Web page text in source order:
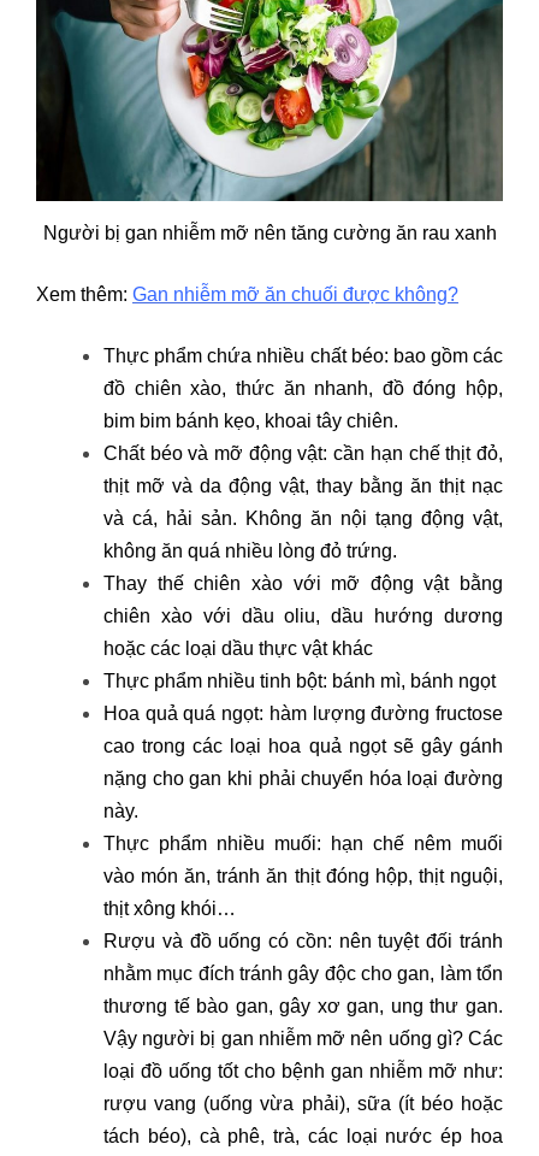
Người bị gan nhiễm mỡ nên tăng cường ăn rau xanh
Xem thêm: Gan nhiễm mỡ ăn chuối được không?
Thực phẩm chứa nhiều chất béo: bao gồm các
đồ chiên xào, thức ăn nhanh, đồ đóng hộp,
bim bim bánh kẹo, khoai tây chiên.
Chất béo và mỡ động vật: cần hạn chế thịt đỏ,
thịt mỡ và da động vật, thay bằng ăn thịt nạc
và cá, hải sản. Không ăn nội tạng động vật,
không ăn quá nhiều lòng đỏ trứng.
Thay thế chiên xào với mỡ động vật bằng
chiên xào với dầu oliu, dầu hướng dương
hoặc các loại dầu thực vật khác
Thực phẩm nhiều tinh bột: bánh mì, bánh ngọt
Hoa quả quá ngọt: hàm lượng đường fructose
cao trong các loại hoa quả ngọt sẽ gây gánh
nặng cho gan khi phải chuyển hóa loại đường
này.
Thực phẩm nhiều muối: hạn chế nêm muối
vào món ăn, tránh ăn thịt đóng hộp, thịt nguội,
thịt xông khói…
Rượu và đồ uống có cồn: nên tuyệt đối tránh
nhằm mục đích tránh gây độc cho gan, làm tổn
thương tế bào gan, gây xơ gan, ung thư gan.
Vậy người bị gan nhiễm mỡ nên uống gì? Các
loại đồ uống tốt cho bệnh gan nhiễm mỡ như:
rượu vang (uống vừa phải), sữa (ít béo hoặc
tách béo), cà phê, trà, các loại nước ép hoa